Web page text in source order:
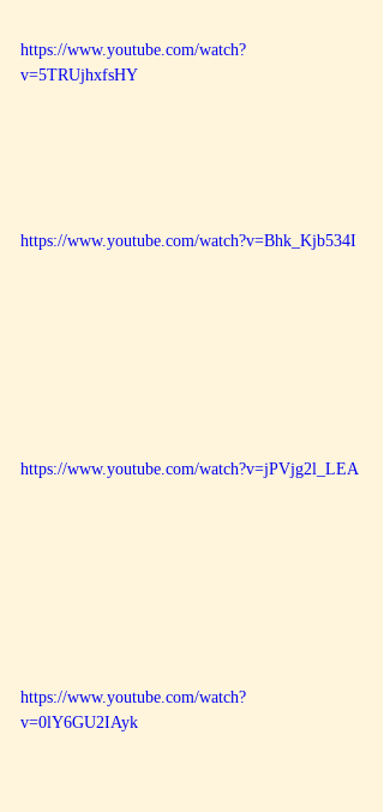
https://www.youtube.com/watch?
v=5TRUjhxfsHY
https://www.youtube.com/watch?v=Bhk_Kjb534I
https://www.youtube.com/watch?v=jPVjg2l_LEA
https://www.youtube.com/watch?
v=0lY6GU2IAyk